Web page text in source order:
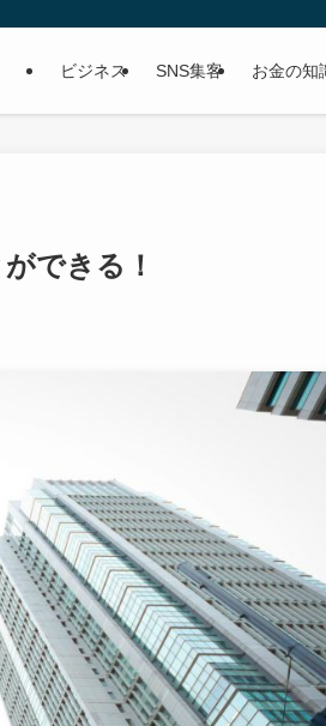
ビジネス SNS集客 お金の知
できる！